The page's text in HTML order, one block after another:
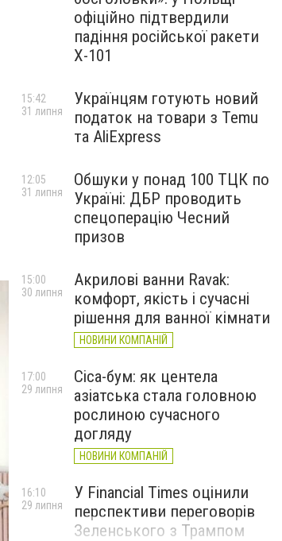
офіційно підтвердили
падіння російської ракети
Х-101
Українцям готують новий
податок на товари з Temu
та AliExpress
15:42
31 липня
Обшуки у понад 100 ТЦК по
Україні: ДБР проводить
спецоперацію Чесний
призов
12:05
31 липня
Акрилові ванни Ravak:
комфорт, якість і сучасні
рішення для ванної кімнати
НОВИНИ КОМПАНІЙ
15:00
30 липня
Cica-бум: як центела
азіатська стала головною
рослиною сучасного
догляду
НОВИНИ КОМПАНІЙ
17:00
29 липня
У Financial Times оцінили
перспективи переговорів
Зеленського з Трампом
16:10
29 липня